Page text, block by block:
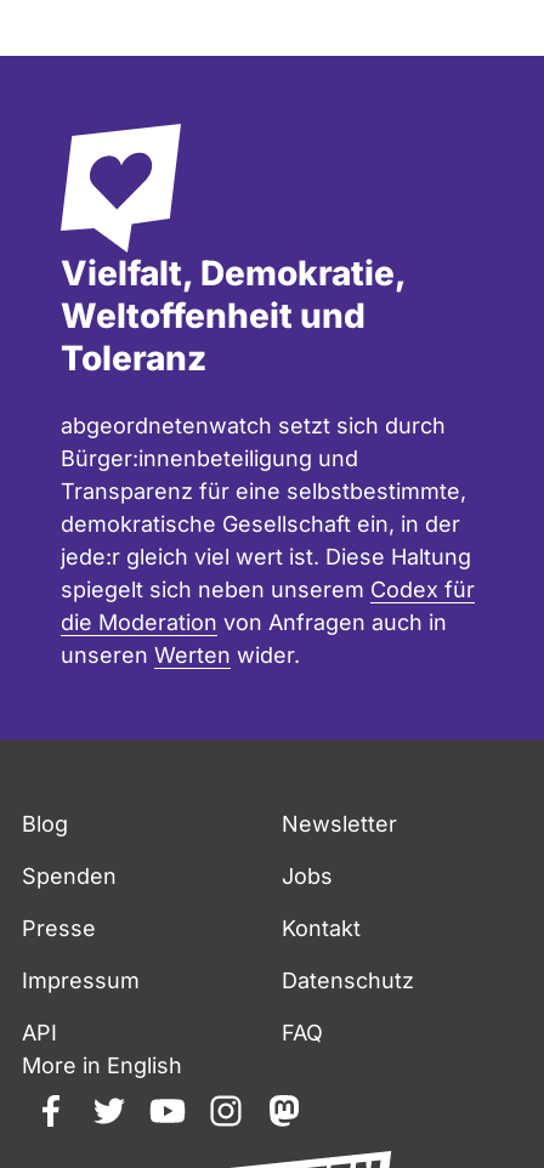
Vielfalt, Demokratie,
Weltoffenheit und
Toleranz
abgeordnetenwatch setzt sich durch
Bürger:innenbeteiligung und
Transparenz für eine selbstbestimmte,
demokratische Gesellschaft ein, in der
jede:r gleich viel wert ist. Diese Haltung
spiegelt sich neben unserem Codex für
die Moderation von Anfragen auch in
unseren Werten wider.
Blog Newsletter
Spenden Jobs
Presse Kontakt
Impressum Datenschutz
API
FAQ
More in English
facebooktwitteryoutubeinstagrammastodon